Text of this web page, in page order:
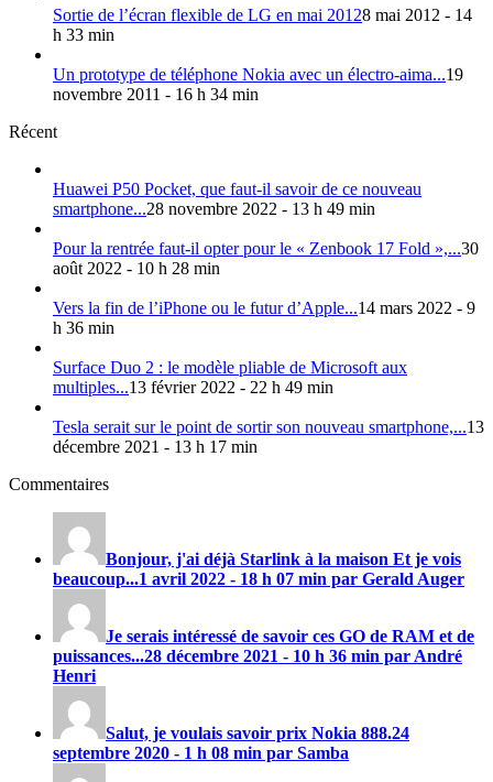
Sortie de l’écran flexible de LG en mai 20128 mai 2012 - 14
h 33 min
Un prototype de téléphone Nokia avec un électro-aima...19
novembre 2011 - 16 h 34 min
Récent
Huawei P50 Pocket, que faut-il savoir de ce nouveau
smartphone...28 novembre 2022 - 13 h 49 min
Pour la rentrée faut-il opter pour le « Zenbook 17 Fold »,...30
août 2022 - 10 h 28 min
Vers la fin de l’iPhone ou le futur d’Apple...14 mars 2022 - 9
h 36 min
Surface Duo 2 : le modèle pliable de Microsoft aux
multiples...13 février 2022 - 22 h 49 min
Tesla serait sur le point de sortir son nouveau smartphone,...13
décembre 2021 - 13 h 17 min
Commentaires
Bonjour, j'ai déjà Starlink à la maison Et je vois
beaucoup...1 avril 2022 - 18 h 07 min par Gerald Auger
Je serais intéressé de savoir ces GO de RAM et de
puissances...28 décembre 2021 - 10 h 36 min par André
Henri
Salut, je voulais savoir prix Nokia 888.24
septembre 2020 - 1 h 08 min par Samba